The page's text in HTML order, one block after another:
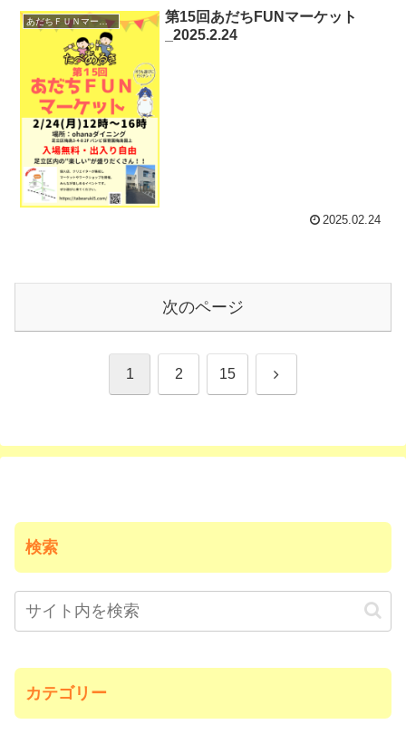
あだちＦＵＮマーケット
第15回あだちFUNマーケット
_2025.2.24
2025.02.24
次のページ
1 2 15 次
検索
カテゴリー